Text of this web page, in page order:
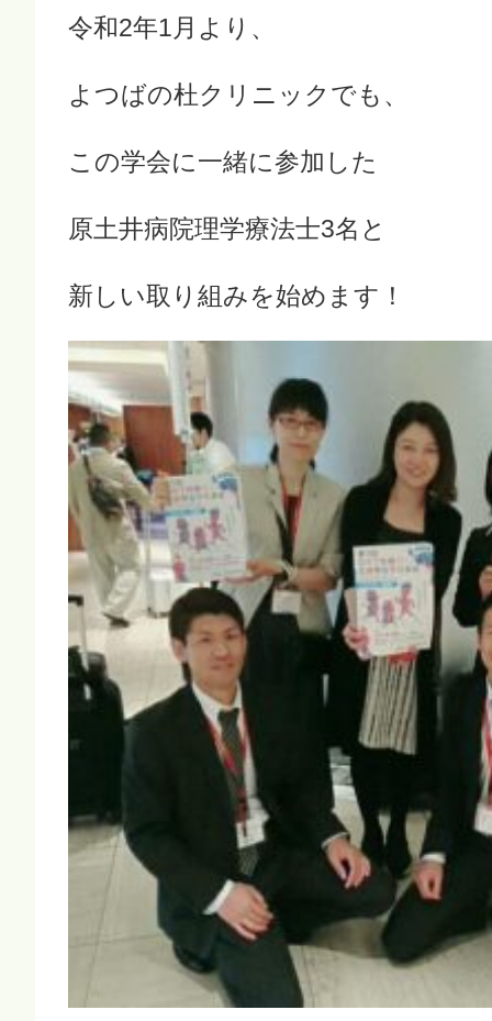
令和2年1月より、
よつばの杜クリニックでも、
この学会に一緒に参加した
原土井病院理学療法士3名と
新しい取り組みを始めます！